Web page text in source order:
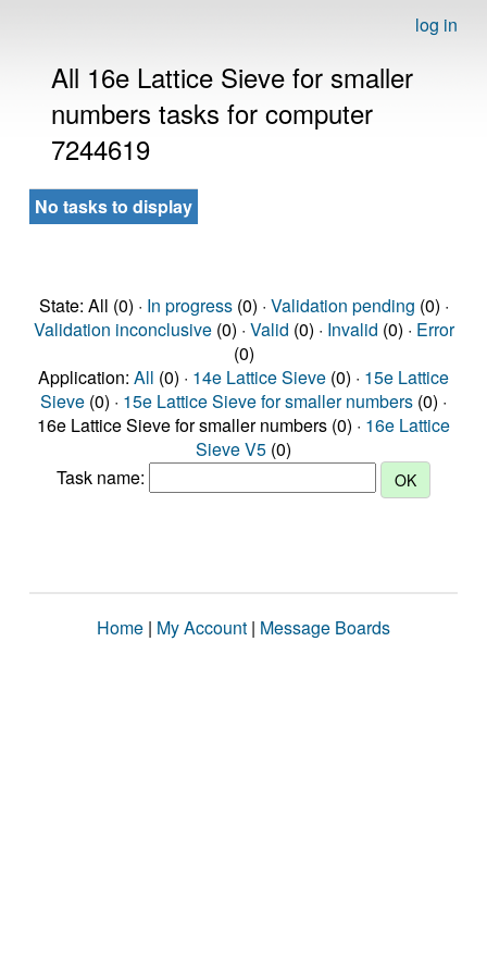
log in
All 16e Lattice Sieve for smaller
numbers tasks for computer
7244619
No tasks to display
State: All (0) · In progress(0) · Validation pending (0) ·
Validation inconclusive(0) · Valid (0) · Invalid (0) · Error
(0)
Application: All (0) · 14e Lattice Sieve (0) · 15e Lattice
Sieve (0) · 15e Lattice Sieve for smaller numbers (0) ·
16e Lattice Sieve for smaller numbers (0) · 16e Lattice
Sieve V5 (0)
Task name:
Home | My Account | Message Boards